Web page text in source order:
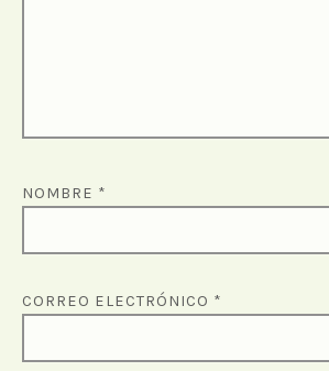
NOMBRE *
CORREO ELECTRÓNICO *